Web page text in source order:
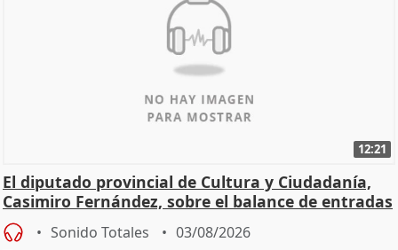
12:21
El diputado provincial de Cultura y Ciudadanía,
Casimiro Fernández, sobre el balance de entradas
Sonido Totales 03/08/2026